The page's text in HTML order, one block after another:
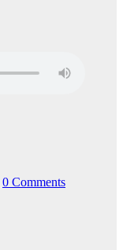
0 Comments